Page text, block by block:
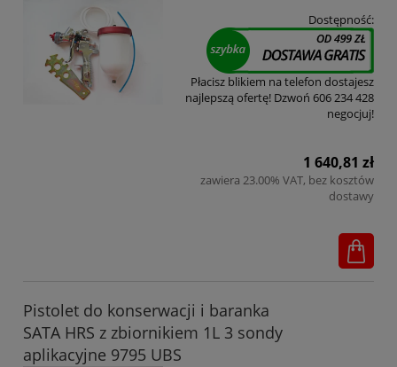
Dostępność:
Płacisz blikiem na telefon dostajesz
najlepszą ofertę! Dzwoń 606 234 428
negocjuj!
1 640,81 zł
zawiera 23.00% VAT, bez kosztów
dostawy
Pistolet do konserwacji i baranka
SATA HRS z zbiornikiem 1L 3 sondy
aplikacyjne 9795 UBS